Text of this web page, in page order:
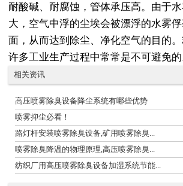
耐酸碱、耐腐蚀，管体承压高。由于
大，空气中浮的尘埃会被漂浮的水雾
面，从而达到除尘、净化空气的目的
许多工业生产过程中常常是不可避免的
相关资讯
高压喷雾除臭设备降尘系统有哪些优势
喷雾抑尘必看！
路灯杆安装喷雾除臭设备,矿用喷雾除臭...
喷雾除臭降温的物理原理,高压喷雾除臭...
纺织厂用高压喷雾除臭设备加湿系统节能...